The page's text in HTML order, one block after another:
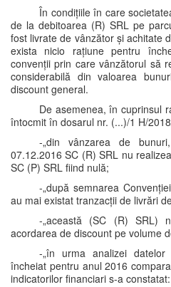
În condițiile în care
de la debitoarea (R) SRL pe
fost livrate de vânzător și achitate
exista nicio rațiune pentru
convenții prin care vânzătorul să
considerabilă din valoarea
discount general.
De asemenea, în cuprinsul
întocmit în dosarul nr. (...)/1 H/
-„din vânzarea de
07.12.2016 SC (R) SRL nu
SC (P) SRL fiind nulă;
-„după semnarea
au mai existat tranzacții de livrări
-„această (SC (R) SRL)
acordarea de discount pe volume
-„în urma analizei
încheiat pentru anul 2016
indicatorilor financiari s-a constatat: